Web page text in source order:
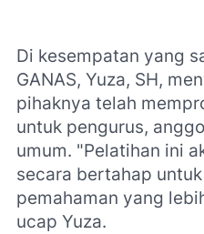
Di kesempatan yang
GANAS, Yuza, SH,
pihaknya telah
untuk pengurus,
umum. "Pelatihan ini
secara bertahap
pemahaman yang
ucap Yuza.